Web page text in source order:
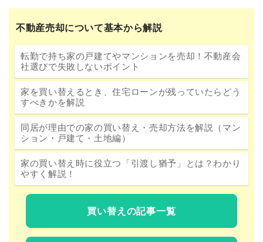
不動産売却について基本から解説
転勤で持ち家の戸建てやマンションを売却！不動産会
社選びで失敗しないポイント
家を買い替えるとき、住宅ローンが残っていたらどう
すべきかを解説
同居が理由での家の買い替え・売却方法を解説（マン
ション・戸建て・土地編）
家の買い替え時に役立つ「引渡し猶予」とは？わかり
やすく解説！
買い替えの記事一覧